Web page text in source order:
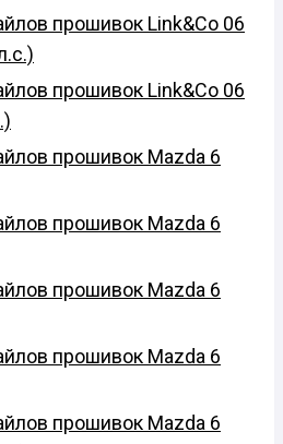
прошивок Link&Co 06
прошивок Link&Co 06
прошивок Mazda 6
прошивок Mazda 6
прошивок Mazda 6
прошивок Mazda 6
прошивок Mazda 6